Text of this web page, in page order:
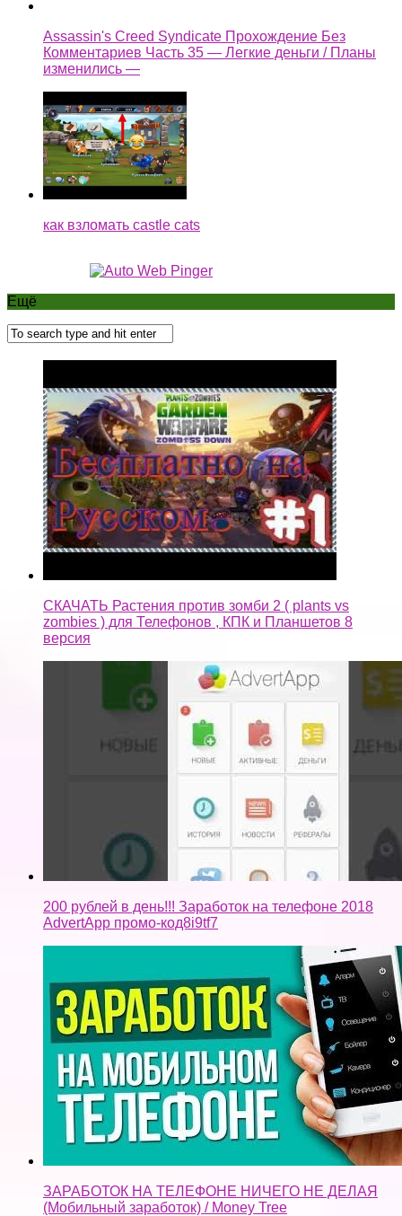
Assassin's Creed Syndicate Прохождение Без
Комментариев Часть 35 — Легкие деньги / Планы
изменились —
как взломать castle cats
Ещё
СКАЧАТЬ Растения против зомби 2 ( plants vs
zombies ) для Телефонов , КПК и Планшетов 8
версия
200 рублей в день!!! Заработок на телефоне 2018
AdvertApp промо-код8i9tf7
ЗАРАБОТОК НА ТЕЛЕФОНЕ НИЧЕГО НЕ ДЕЛАЯ
(Мобильный заработок) / Money Tree